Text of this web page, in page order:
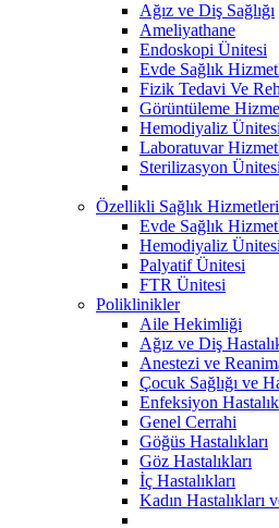
Ağız ve Diş Sağlığı
Ameliyathane
Endoskopi Ünitesi
Evde Sağlık
Fizik Tedavi Ve
Görüntüleme
Hemodiyaliz Ünitesi
Laboratuvar
Sterilizasyon Ünitesi
Özellikli Sağlık Hizmetleri
Evde Sağlık
Hemodiyaliz Ünitesi
Palyatif Ünitesi
FTR Ünitesi
Poliklinikler
Aile Hekimliği
Ağız ve Diş
Anestezi ve
Çocuk Sağlığı ve
Enfeksiyon
Genel Cerrahi
Göğüs Hastalıkları
Göz Hastalıkları
İç Hastalıkları
Kadın Hastalıkları